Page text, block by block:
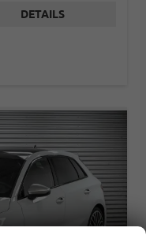
DETAILS